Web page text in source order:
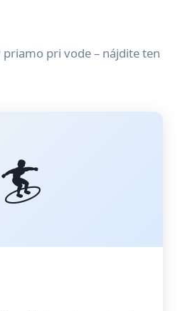
pri vode – nájdite ten
🏄